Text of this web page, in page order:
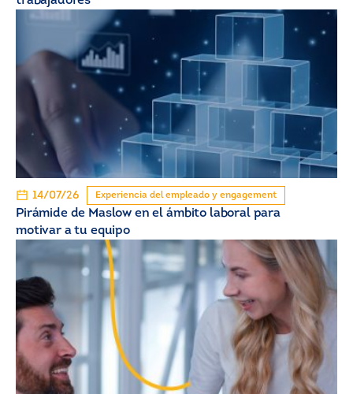
14/07/26 Experiencia del empleado y engagement
Pirámide de Maslow en el ámbito laboral para
motivar a tu equipo